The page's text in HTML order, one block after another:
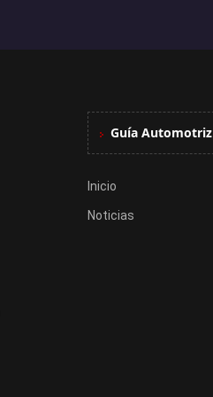
Guía Automotriz
Inicio
Noticias